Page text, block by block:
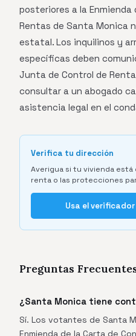
posteriores a la
Rentas de Santa Monica
estatal. Los inquilinos y
específicas deben
Junta de Control de
consultar a un abogado
asistencia legal en el
Verifica tu dirección
Averigua si tu vivienda
renta o las protecciones
Usa el
Preguntas
¿Santa Monica tiene
Sí. Los votantes de Santa
Enmienda de la Carta de